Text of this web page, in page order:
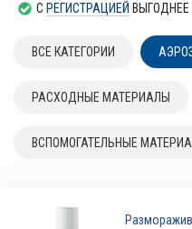
С РЕГИСТРАЦИЕЙ ВЫГОДНЕЕ
ВСЕ КАТЕГОРИИ
РАСХОДНЫЕ МАТЕРИАЛЫ
ВСПОМОГАТЕЛЬНЫЕ